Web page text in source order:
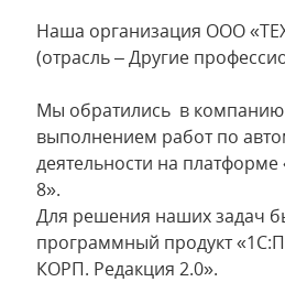
Наша организация ООО
(отрасль – Другие
Мы обратились в компанию
выполнением работ по
деятельности на
8».
Для решения наших задач
программный продукт
КОРП. Редакция 2.0».